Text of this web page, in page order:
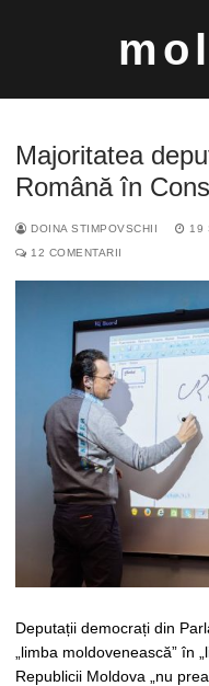
Majoritatea
Română în
DOINA STIMPOVSCHII 19
12 COMENTARII
Deputații democrați din
„limba moldovenească” în
Republicii Moldova „nu